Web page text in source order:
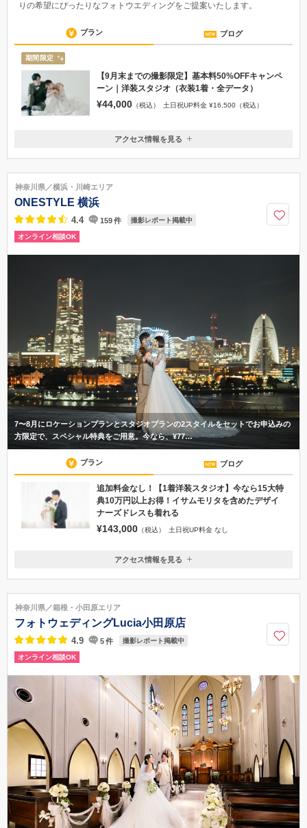
りの希望にぴったりなフォトウエディングをご提案いたします。
プラン ブログ
期間限定
【9月末までの撮影限定】基本料50%OFFキャンペ
ーン｜洋装スタジオ（衣装1着・全データ）
¥44,000 （税込） 土日祝UP料金 ¥16,500（税込）
神奈川県横浜市中区元町1-11-3 アメリカ山公園4F
045-228-1148
アクセス情報を見る
神奈川県／横浜・川崎エリア
ONESTYLE 横浜
4.4 159件 撮影レポート掲載中
オンライン相談OK
7〜8月にロケーションプランとスタジオプランの2スタイルをセットでお申込みの
方限定で、スペシャル特典をご用意。今なら、¥77…
プラン ブログ
追加料金なし！【1着洋装スタジオ】今なら15大特
典10万円以上お得！イサムモリタを含めたデザイ
ナーズドレスも着れる
¥143,000 （税込） 土日祝UP料金 なし
神奈川県横浜市西区南幸2-11-11 グランツ南幸5階
に おこのみ家というお好み焼き・鉄板焼き屋さんが入っているビルの5階に
ございます。 エレベーターにて5階へ上がって頂き、受付のスタッフにお声
がけ下さい！
045-594-7684
アクセス情報を見る
神奈川県／箱根・小田原エリア
フォトウェディングLucia小田原店
4.9 5件 撮影レポート掲載中
オンライン相談OK